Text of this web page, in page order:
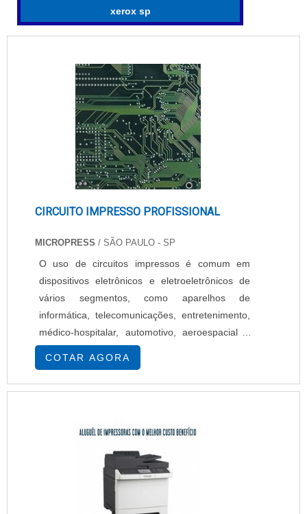
xerox sp
CIRCUITO IMPRESSO PROFISSIONAL
MICROPRESS / SÃO PAULO - SP
O uso de circuitos impressos é comum em
dispositivos eletrônicos e eletroeletrônicos de
vários segmentos, como aparelhos de
informática, telecomunicações, entretenimento,
médico-hospitalar, automotivo, aeroespacial e
outros. Para clientes que atuam com esses ou
outros equipamentos que demandam o uso de
circuitos impressos, a melhor opção é investir
O desenvolvime....
COTAR AGORA